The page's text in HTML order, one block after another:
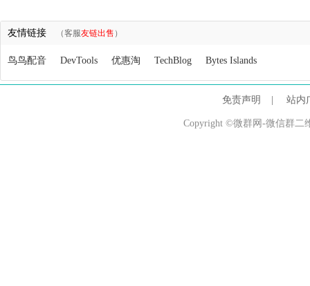
友情链接 （客服友链出售 ）
鸟鸟配音 DevTools 优惠淘 TechBlog Bytes Islands
免责声明 站内
Copyright ©微群网-微信群二